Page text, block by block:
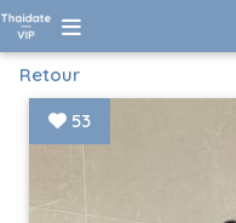
Retour
53